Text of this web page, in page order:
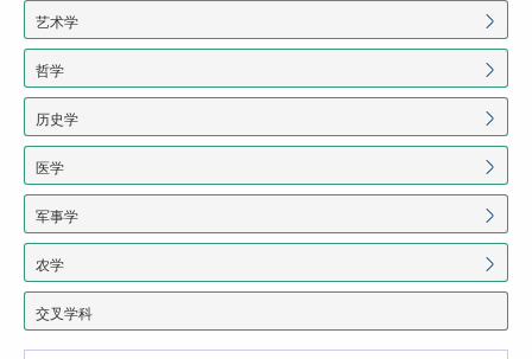
艺术学
哲学
历史学
医学
军事学
农学
交叉学科